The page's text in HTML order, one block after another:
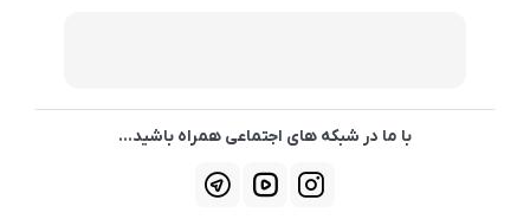
با ما در شبکه های اجتماعی همراه باشید...